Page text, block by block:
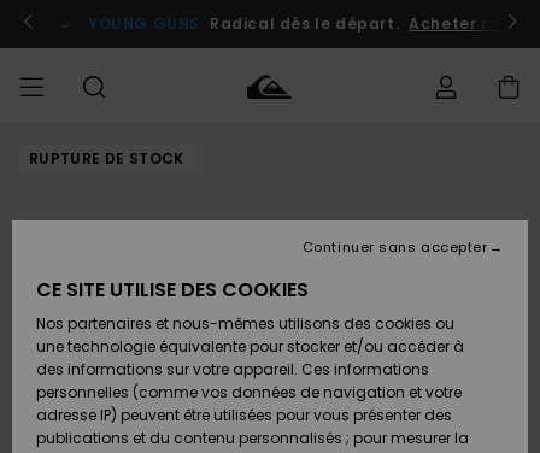
l'information
le
Se connecter / s'inscrire
YOUNG GUNS Radical dès le départ. Acheter
HOMME Vêtements
Chaussures
& Tongs
Surf
Vêtements
Chaussures
& Tongs
Surf
FEMME
Shop
A
Découvrir
Snow
SURF
Surf
Surf
Shop
Enfant
Highlights
SNOW
Snow
Snow
Shop
Enfant
Snow
Shop
Outlet
Enfant
Outlet
Femme
Accéder à
Retours
Paiement
RUPTURE DE STOCK
CE SITE UTILISE DES COOKIES
Nos partenaires et nous-mêmes utilisons des cookies ou
une technologie équivalente pour stocker et/ou accéder à
des informations sur votre appareil. Ces informations
personnelles (comme vos données de navigation et votre
adresse IP) peuvent être utilisées pour vous présenter des
publications et du contenu personnalisés ; pour mesurer la
Continuer sans accepter